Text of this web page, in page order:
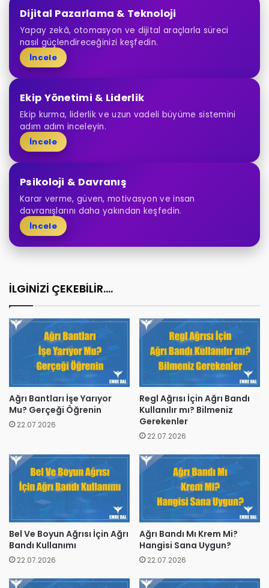
Dijital Pazarlama & Teknoloji
Yapay zekâ, otomasyon ve dijital araçlarla süreci
nasıl güçlendireceğinizi keşfedin.
İncele
Ekip Yönetimi & Liderlik
Ekip kurma, liderlik ve uzun vadeli büyüme sistemini
adım adım inceleyin.
İncele
Psikoloji & Davranış
Karar verme, güven, motivasyon ve insan
davranışlarını daha yakından keşfedin.
İncele
İLGİNİZİ ÇEKEBİLİR....
Ağrı Bantları İşe Yarıyor
Mu? Gerçeği Öğrenin
22.07.2026
Regl Ağrısı İçin Ağrı Bandı
Kullanılır mı? Bilmeniz
Gerekenler
22.07.2026
Bel Ve Boyun Ağrısı İçin Ağrı
Bandı Kullanımı
22.07.2026
Ağrı Bandı Mı Krem Mi?
Hangisi Sana Uygun?
22.07.2026